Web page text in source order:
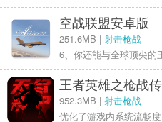
空战联盟安卓版
251.6MB | 射击枪战
952.3MB | 射击枪战
优化了游戏内系统流畅度